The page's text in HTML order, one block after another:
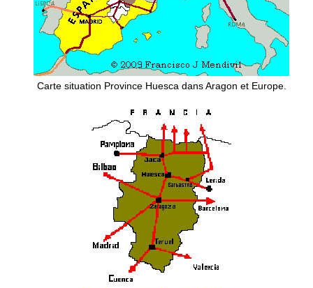
Carte situation Province Huesca dans Aragon et Europe.